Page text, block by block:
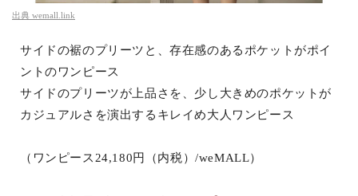
出典 wemall.link
サイドの裾のプリーツと、存在感のあるポケットがポイ
ントのワンピース
サイドのプリーツが上品さを、少し大きめのポケットが
カジュアルさを演出するキレイめ大人ワンピース
（ワンピース24,180円（内税）/weMALL）